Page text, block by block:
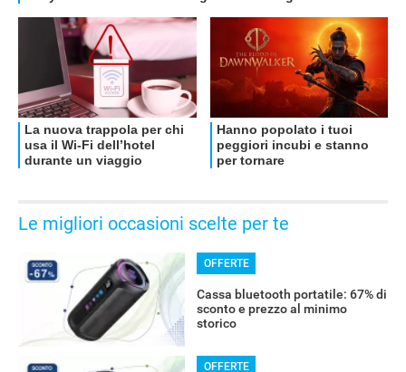
Le migliori occasioni scelte per te
OFFERTE
Cassa bluetooth portatile: 67% di
sconto e prezzo al minimo
storico
OFFERTE